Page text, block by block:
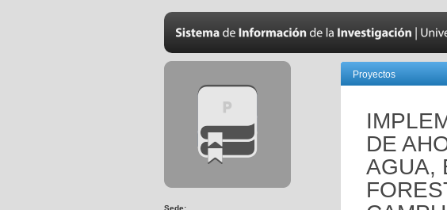
Sede:
Proyectos
DE
AGUA,